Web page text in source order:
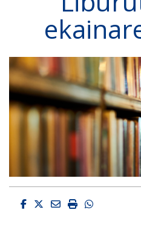
Facebook
Twitter
EmailImprimirWhatsapp